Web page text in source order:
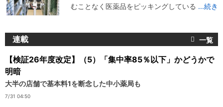
むことなく医薬品をピッキングしている ...続き
連載
【検証26年度改定】（5）「集中率85％以下」かどうかで
明暗
大半の店舗で基本料1を断念した中小薬局も
7/31 04:50